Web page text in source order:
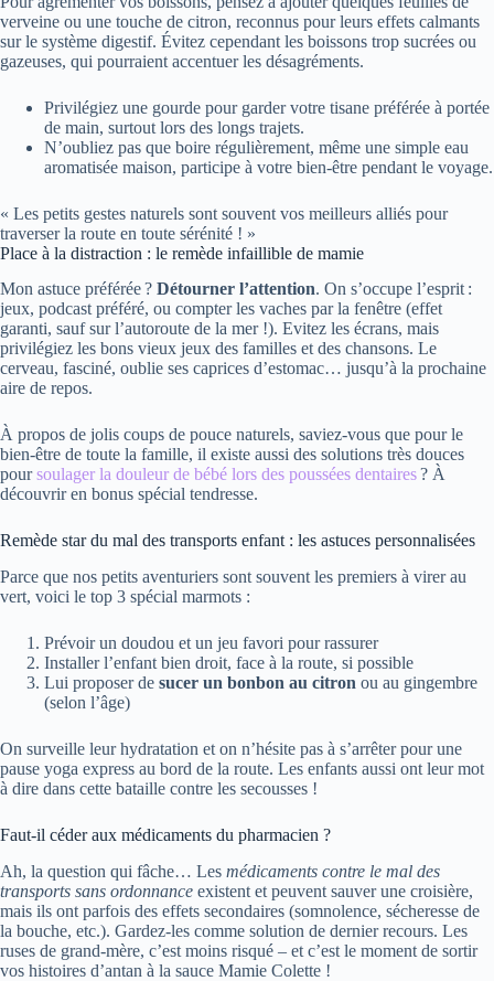
verveine ou une touche de citron, reconnus pour leurs effets calmants
sur le système digestif. Évitez cependant les boissons trop sucrées ou
gazeuses, qui pourraient accentuer les désagréments.
Privilégiez une gourde pour garder votre tisane préférée à portée
de main, surtout lors des longs trajets.
N’oubliez pas que boire régulièrement, même une simple eau
aromatisée maison, participe à votre bien-être pendant le voyage.
« Les petits gestes naturels sont souvent vos meilleurs alliés pour
traverser la route en toute sérénité ! »
Place à la distraction : le remède infaillible de mamie
Mon astuce préférée ? Détourner l’attention. On s’occupe l’esprit :
jeux, podcast préféré, ou compter les vaches par la fenêtre (effet
garanti, sauf sur l’autoroute de la mer !). Evitez les écrans, mais
privilégiez les bons vieux jeux des familles et des chansons. Le
cerveau, fasciné, oublie ses caprices d’estomac… jusqu’à la prochaine
aire de repos.
À propos de jolis coups de pouce naturels, saviez-vous que pour le
bien-être de toute la famille, il existe aussi des solutions très douces
poursoulager la douleur de bébé lors des poussées dentaires? À
découvrir en bonus spécial tendresse.
Remède star du mal des transports enfant : les astuces personnalisées
Parce que nos petits aventuriers sont souvent les premiers à virer au
vert, voici le top 3 spécial marmots :
Prévoir un doudou et un jeu favori pour rassurer
Installer l’enfant bien droit, face à la route, si possible
Lui proposer de sucer un bonbon au citron ou au gingembre
(selon l’âge)
On surveille leur hydratation et on n’hésite pas à s’arrêter pour une
pause yoga express au bord de la route. Les enfants aussi ont leur mot
à dire dans cette bataille contre les secousses !
Faut-il céder aux médicaments du pharmacien ?
Ah, la question qui fâche… Les médicaments contre le mal des
transports sans ordonnance existent et peuvent sauver une croisière,
mais ils ont parfois des effets secondaires (somnolence, sécheresse de
la bouche, etc.). Gardez-les comme solution de dernier recours. Les
ruses de grand-mère, c’est moins risqué – et c’est le moment de sortir
vos histoires d’antan à la sauce Mamie Colette !